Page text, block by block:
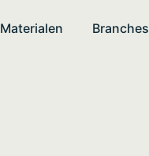
Materialen Branches